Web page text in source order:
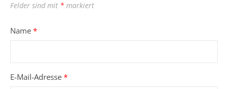
Felder sind mit * markiert
Name *
E-Mail-Adresse *